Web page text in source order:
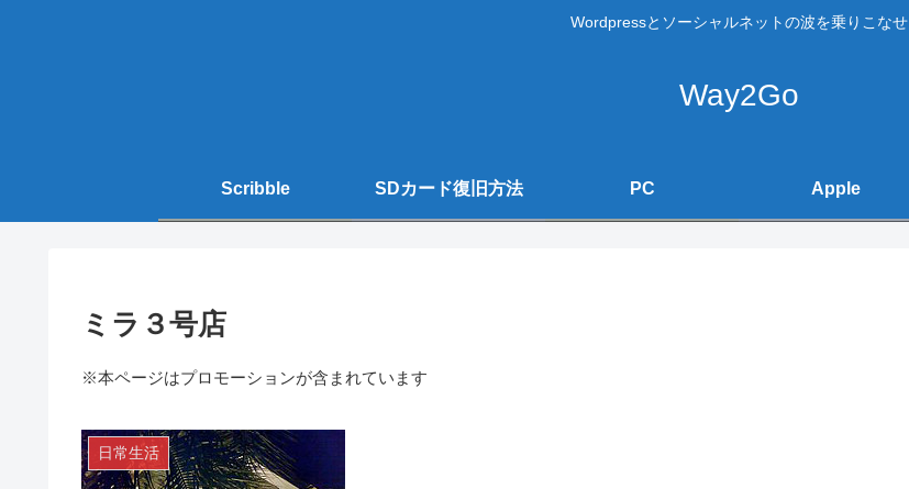
Wordpressとソーシャルネットの波を乗りこなせ
Way2Go
Scribble SDカード復旧方法 PC Apple
ミラ３号店
※本ページはプロモーションが含まれています
日常生活